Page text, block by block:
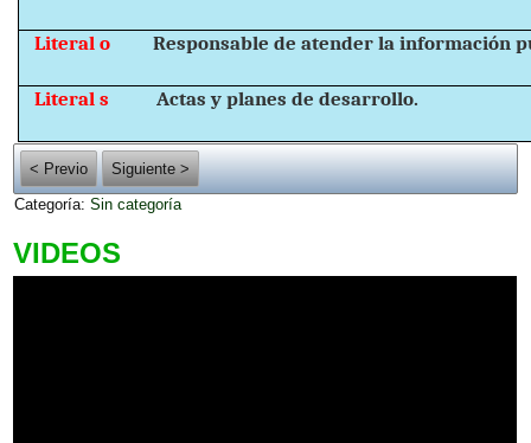
Literal o Responsable de atender la información
Literal s Actas y planes de desarrollo.
< Previo
Siguiente >
Categoría:Sin categoría
VIDEOS